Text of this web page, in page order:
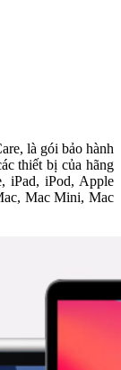
là gói bảo hành
thiết bị của hãng
iPad, iPod, Apple
Mac Mini, Mac